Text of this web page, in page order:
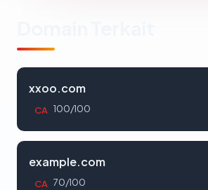
xxoo.com
CA 100/100
example.com
CA 70/100